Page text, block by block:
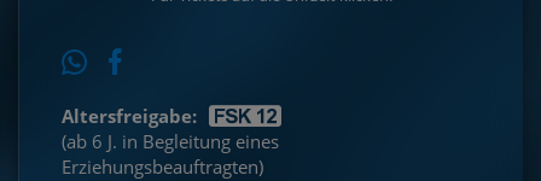
Altersfreigabe:
(ab 6 J. in Begleitung eines
Erziehungsbeauftragten)